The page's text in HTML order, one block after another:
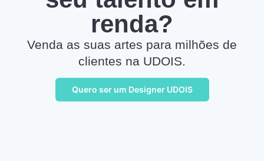
renda?
Venda as suas artes para milhões de
clientes na UDOIS.
Quero ser um Designer UDOIS